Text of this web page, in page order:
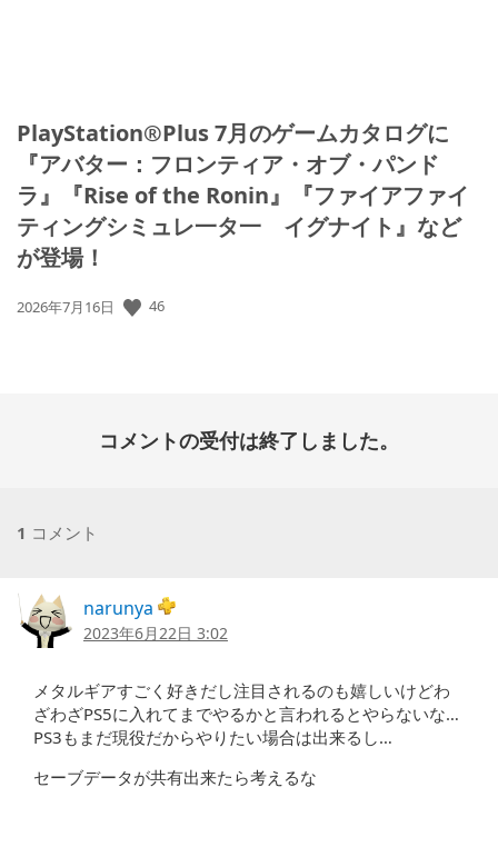
PlayStation®Plus 7月のゲームカタログに
『アバター：フロンティア・オブ・パンド
ラ』『Rise of the Ronin』『ファイアファイ
ティングシミュレ一タ一 イグナイト』など
が登場！
公
2026年7月16日 46
コメントの受付は終了しました。
1 コメント
narunya
2023年6月22日 3:02
メタルギアすごく好きだし注目されるのも嬉しいけどわ
ざわざPS5に入れてまでやるかと言われるとやらないな…
PS3もまだ現役だからやりたい場合は出来るし…
セーブデータが共有出来たら考えるな